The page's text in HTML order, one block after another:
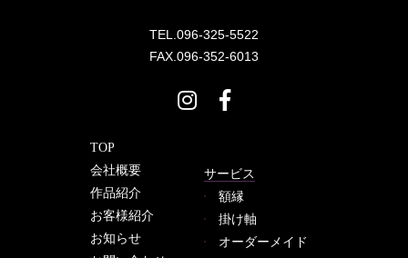
TEL.096-325-5522
FAX.096-352-6013
TOP
会社概要
作品紹介
お客様紹介
お知らせ
サービス
額縁
掛け軸
オーダーメイド